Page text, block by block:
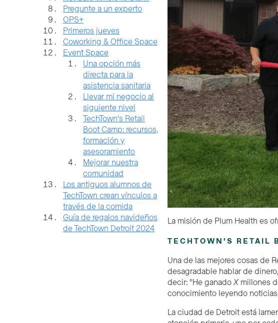
Pregunte a un experto
OPS+
Primeros jueves
Coworking & Office Space
Event Space
Una opción más
directa para la
asistencia sanitaria
Llevar mi negocio al
siguiente nivel
TechTown's Retail
Boot Camp: recursos,
formación y
asesoramiento
Mejorar nuestra
comunidad
Los antiguos alumnos de
TechTown crean vínculos a
través de la comida
Guía de regalos navideños
de TechTown Detroit 2024
La misión de Plum Health es
TECHTOWN'S RETAIL
Una de las mejores cosas de
desagradable hablar de
decir: "He ganadoXmillones
conocimiento leyendo
La ciudad de Detroit está